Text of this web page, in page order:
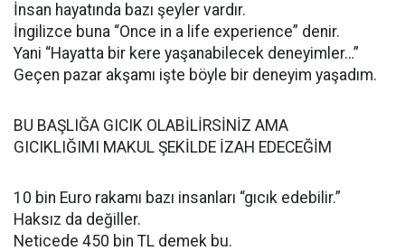
İnsan hayatında bazı şeyler vardır.
İngilizce buna “Once in a life experience” denir.
Yani “Hayatta bir kere yaşanabilecek deneyimler…”
Geçen pazar akşamı işte böyle bir deneyim yaşadım.
BU BAŞLIĞA GICIK OLABİLİRSİNİZ AMA
GICIKLIĞIMI MAKUL ŞEKİLDE İZAH EDECEĞİM
10 bin Euro rakamı bazı insanları “gıcık edebilir.”
Haksız da değiller.
Neticede 450 bin TL demek bu.